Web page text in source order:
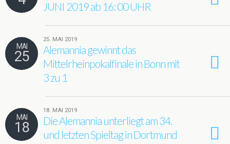
JUNI 2019 ab 16: 00 UHR
MAI
25
25. MAI 2019
Alemannia gewinnt das
Mittelrheinpokalfinale in Bonn mit
3 zu 1
MAI
18
18. MAI 2019
Die Alemannia unterliegt am 34.
und letzten Spieltag in Dortmund